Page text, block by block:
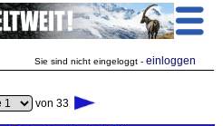
Sie sind nicht eingeloggt - einloggen
von 33